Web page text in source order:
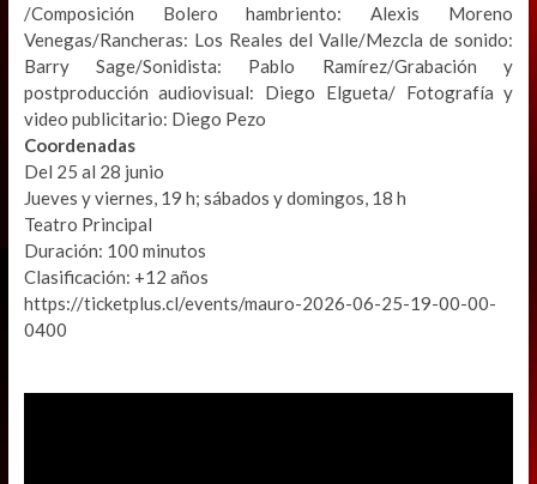
/Composición Bolero hambriento: Alexis Moreno
Venegas/Rancheras: Los Reales del Valle/Mezcla de sonido:
Barry Sage/Sonidista: Pablo Ramírez/Grabación y
postproducción audiovisual: Diego Elgueta/ Fotografía y
video publicitario: Diego Pezo
Coordenadas
Del 25 al 28 junio
Jueves y viernes, 19 h; sábados y domingos, 18 h
Teatro Principal
Duración: 100 minutos
Clasificación: +12 años
https://ticketplus.cl/events/mauro-2026-06-25-19-00-00-
0400